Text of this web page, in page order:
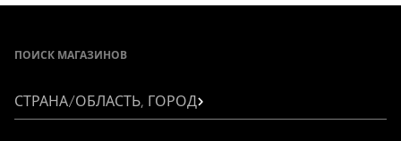
ПОИСК МАГАЗИНОВ
СТРАНА/ОБЛАСТЬ, ГОРОД